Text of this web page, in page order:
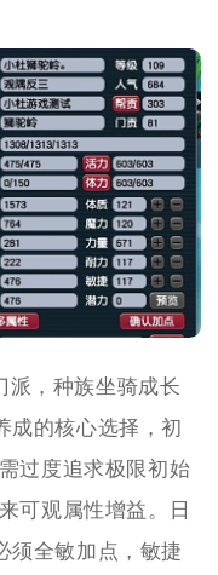
派，种族坐骑成长
成的核心选择，初
过度追求极限初始
可观属性增益。日
须全敏加点，敏捷